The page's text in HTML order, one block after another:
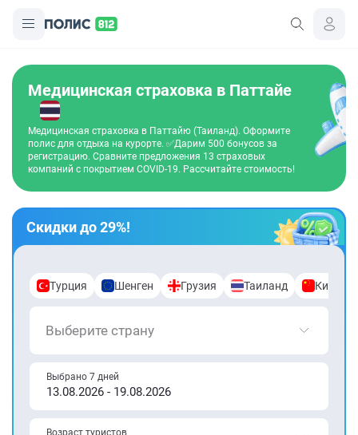
Медицинская страховка в Паттайе
Медицинская страховка в Паттайю (Таиланд). Оформите
полис для отдыха на курорте. ✅Дарим 500 бонусов за
регистрацию. Сравните предложения 13 страховых
компаний с покрытием COVID-19. Рассчитайте стоимость!
Скидки до 29%!
Турция Шенген Грузия Таиланд Китай
Выберите страну
Выбрано 7 дней
Возраст туристов